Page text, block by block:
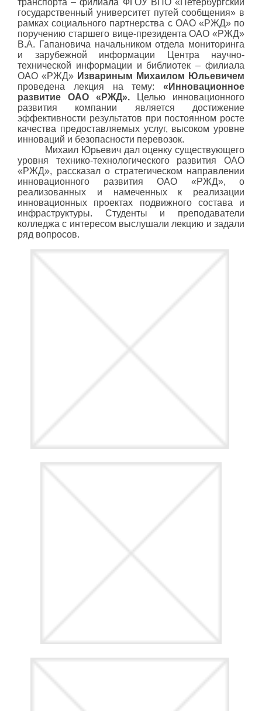
транспорта – филиала ФГОУ ВПО «Петербургский
государственный университет путей сообщения» в
рамках социального партнерства с ОАО «РЖД» по
поручению старшего вице-президента ОАО «РЖД»
В.А. Гапановича начальником отдела мониторинга
и зарубежной информации Центра научно-
технической информации и библиотек – филиала
ОАО «РЖД» Извариным Михаилом Юльевичем
проведена лекция на тему: «Инновационное
развитие ОАО «РЖД». Целью инновационного
развития компании является достижение
эффективности результатов при постоянном росте
качества предоставляемых услуг, высоком уровне
инноваций и безопасности перевозок.
Михаил Юрьевич дал оценку существующего
уровня технико-технологического развития ОАО
«РЖД», рассказал о стратегическом направлении
инновационного развития ОАО «РЖД», о
реализованных и намеченных к реализации
инновационных проектах подвижного состава и
инфраструктуры. Студенты и преподаватели
колледжа с интересом выслушали лекцию и задали
ряд вопросов.